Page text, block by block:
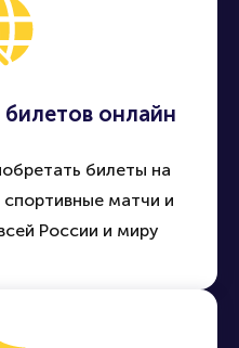
онлайн
билеты на
матчи и
России и миру